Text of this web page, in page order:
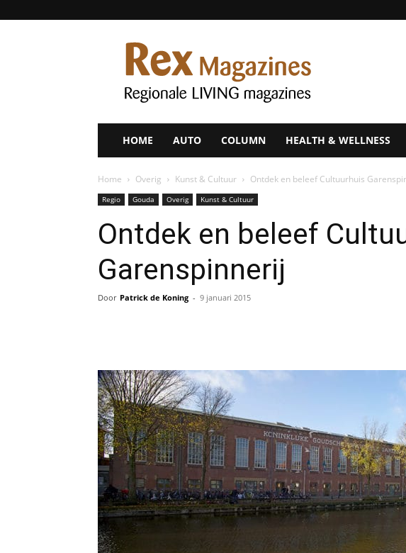
Rex
Magazines
HOME AUTO COLUMN HEALTH & WELLNESS
Home Overig Kunst & Cultuur Ontdek en beleef Cultuurhuis
Regio Gouda Overig Kunst & Cultuur
Ontdek en beleef
Garenspinnerij
Door Patrick de Koning - 9 januari 2015